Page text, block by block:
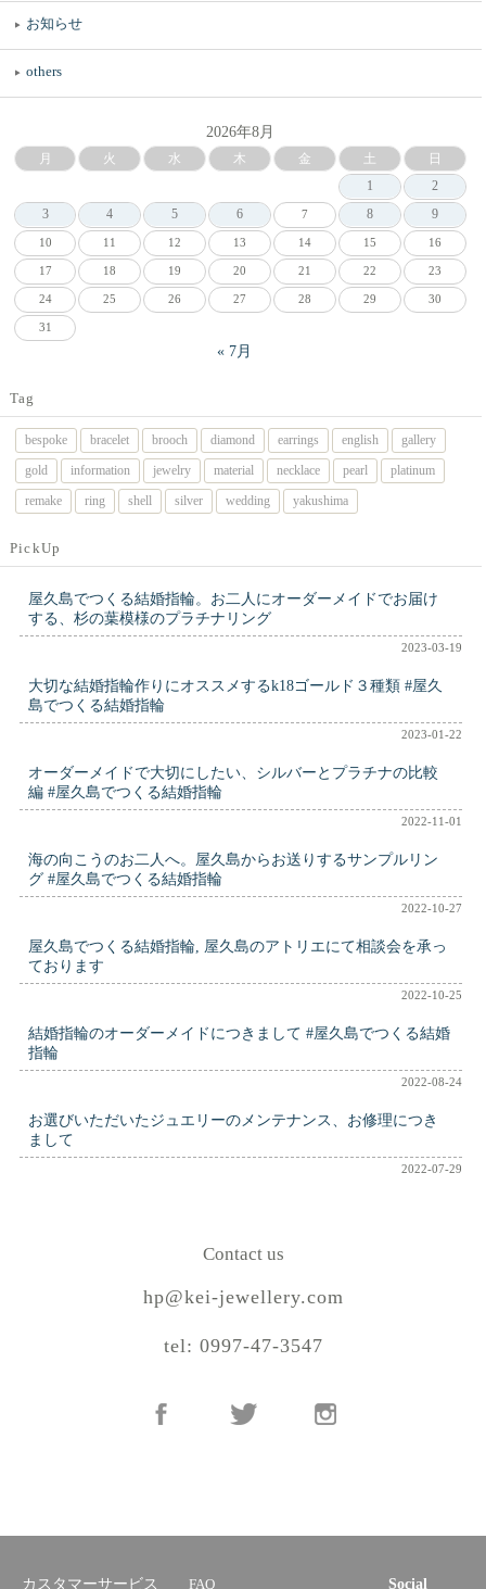
お知らせ
others
2026年8月
月 火 水 木 金 土
日
1
2
3
4 5 6 7 8 9
10 11 12 13 14 15 16
17 18 19 20 21 22 23
24 25 26 27 28 29 30
31
« 7月
Tag
bespoke bracelet brooch diamond earrings english
gallery
gold
information jewelry material necklace pearl
platinum
remake
ring shell silver wedding yakushima
PickUp
屋久島でつくる結婚指輪。お二人にオーダーメイドでお届け
する、杉の葉模様のプラチナリング
2023-03-19
大切な結婚指輪作りにオススメするk18ゴールド３種類 #屋久
島でつくる結婚指輪
2023-01-22
オーダーメイドで大切にしたい、シルバーとプラチナの比較
編 #屋久島でつくる結婚指輪
2022-11-01
海の向こうのお二人へ。屋久島からお送りするサンプルリン
グ #屋久島でつくる結婚指輪
2022-10-27
屋久島でつくる結婚指輪, 屋久島のアトリエにて相談会を承っ
ております
2022-10-25
結婚指輪のオーダーメイドにつきまして #屋久島でつくる結婚
指輪
2022-08-24
お選びいただいたジュエリーのメンテナンス、お修理につき
まして
2022-07-29
Contact us
hp@kei-jewellery.com
tel: 0997-47-3547
カスタマーサービス FAQ Social